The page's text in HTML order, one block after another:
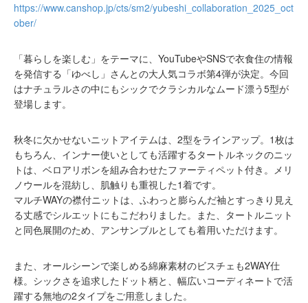
https://www.canshop.jp/cts/sm2/yubeshi_collaboration_2025_oct
ober/
「暮らしを楽しむ」をテーマに、YouTubeやSNSで衣食住の情報
を発信する「ゆべし」さんとの大人気コラボ第4弾が決定。今回
はナチュラルさの中にもシックでクラシカルなムード漂う5型が
登場します。
秋冬に欠かせないニットアイテムは、2型をラインアップ。1枚は
もちろん、インナー使いとしても活躍するタートルネックのニッ
トは、ベロアリボンを組み合わせたファーティペット付き。メリ
ノウールを混紡し、肌触りも重視した1着です。
マルチWAYの襟付ニットは、ふわっと膨らんだ袖とすっきり見え
る丈感でシルエットにもこだわりました。また、タートルニット
と同色展開のため、アンサンブルとしても着用いただけます。
また、オールシーンで楽しめる綿麻素材のビスチェも2WAY仕
様。シックさを追求したドット柄と、幅広いコーディネートで活
躍する無地の2タイプをご用意しました。